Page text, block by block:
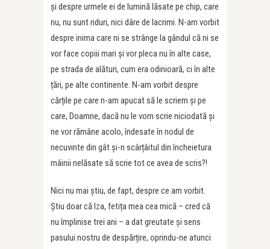
și despre urmele ei de lumină lăsate pe chip, care
nu, nu sunt riduri, nici dâre de lacrimi. N-am vorbit
despre inima care ni se strânge la gândul că ni se
vor face copiii mari și vor pleca nu în alte case,
pe strada de alături, cum era odinioară, ci în alte
țări, pe alte continente. N-am vorbit despre
cărțile pe care n-am apucat să le scriem și pe
care, Doamne, dacă nu le vom scrie niciodată și
ne vor rămâne acolo, îndesate în nodul de
necuvinte din gât și-n scârțâitul din încheietura
mâinii nelăsate să scrie tot ce avea de scris?!
Nici nu mai știu, de fapt, despre ce am vorbit.
Știu doar că Iza, fetița mea cea mică – cred că
nu împlinise trei ani – a dat greutate și sens
pasului nostru de despărțire, oprindu-ne atunci